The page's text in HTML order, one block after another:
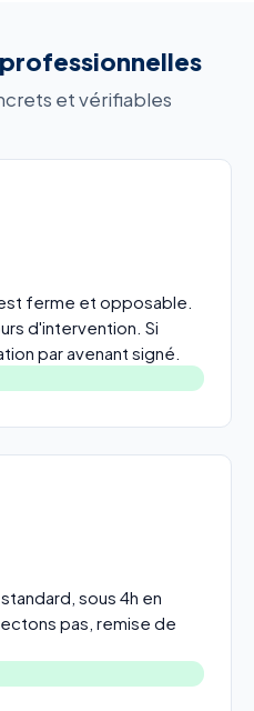
et vérifiables
ferme et opposable.
d'intervention. Si
par avenant signé.
sous 4h en
pas, remise de